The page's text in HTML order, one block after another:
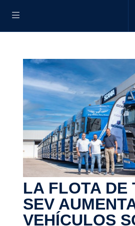
LA FLOTA DE TRANS-​
SEV
VEHÍCULOS